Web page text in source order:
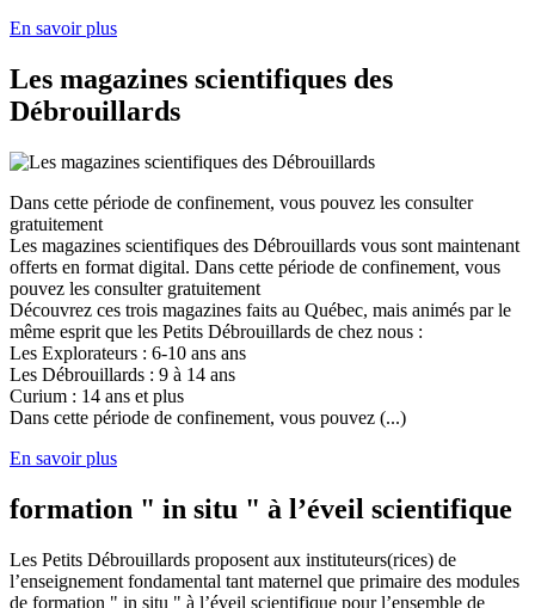
En savoir plus
Les magazines scientifiques des
Débrouillards
Dans cette période de confinement, vous pouvez les consulter
gratuitement
Les magazines scientifiques des Débrouillards vous sont maintenant
offerts en format digital. Dans cette période de confinement, vous
pouvez les consulter gratuitement
Découvrez ces trois magazines faits au Québec, mais animés par le
même esprit que les Petits Débrouillards de chez nous :
Les Explorateurs : 6-10 ans ans
Les Débrouillards : 9 à 14 ans
Curium : 14 ans et plus
Dans cette période de confinement, vous pouvez (...)
En savoir plus
formation " in situ " à l’éveil scientifique
Les Petits Débrouillards proposent aux instituteurs(rices) de
l’enseignement fondamental tant maternel que primaire des modules
de formation " in situ " à l’éveil scientifique pour l’ensemble de